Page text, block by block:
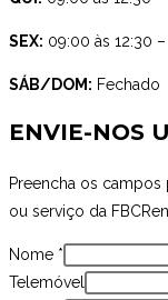
SEX: 09:00 às 12:30
SÁB/DOM: Fechado
ENVIE-NOS
Preencha os
ou serviço da
Nome *
Telemóvel